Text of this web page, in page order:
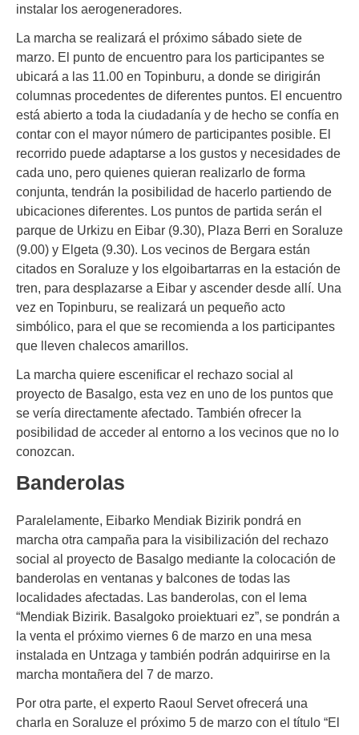
instalar los aerogeneradores.
La marcha se realizará el próximo sábado siete de
marzo. El punto de encuentro para los participantes se
ubicará a las 11.00 en Topinburu, a donde se dirigirán
columnas procedentes de diferentes puntos. El encuentro
está abierto a toda la ciudadanía y de hecho se confía en
contar con el mayor número de participantes posible. El
recorrido puede adaptarse a los gustos y necesidades de
cada uno, pero quienes quieran realizarlo de forma
conjunta, tendrán la posibilidad de hacerlo partiendo de
ubicaciones diferentes. Los puntos de partida serán el
parque de Urkizu en Eibar (9.30), Plaza Berri en Soraluze
(9.00) y Elgeta (9.30). Los vecinos de Bergara están
citados en Soraluze y los elgoibartarras en la estación de
tren, para desplazarse a Eibar y ascender desde allí. Una
vez en Topinburu, se realizará un pequeño acto
simbólico, para el que se recomienda a los participantes
que lleven chalecos amarillos.
La marcha quiere escenificar el rechazo social al
proyecto de Basalgo, esta vez en uno de los puntos que
se vería directamente afectado. También ofrecer la
posibilidad de acceder al entorno a los vecinos que no lo
conozcan.
Banderolas
Paralelamente, Eibarko Mendiak Bizirik pondrá en
marcha otra campaña para la visibilización del rechazo
social al proyecto de Basalgo mediante la colocación de
banderolas en ventanas y balcones de todas las
localidades afectadas. Las banderolas, con el lema
“Mendiak Bizirik. Basalgoko proiektuari ez”, se pondrán a
la venta el próximo viernes 6 de marzo en una mesa
instalada en Untzaga y también podrán adquirirse en la
marcha montañera del 7 de marzo.
Por otra parte, el experto Raoul Servet ofrecerá una
charla en Soraluze el próximo 5 de marzo con el título “El